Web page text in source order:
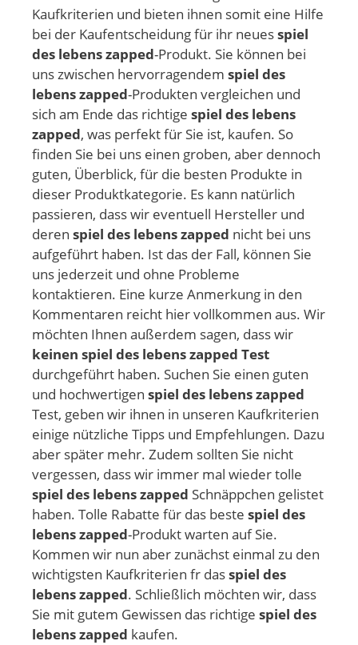
Kaufkriterien und bieten ihnen somit eine Hilfe
bei der Kaufentscheidung für ihr neuesspiel
des lebens zapped-Produkt. Sie können bei
uns zwischen hervorragendem spiel des
lebens zapped-Produkten vergleichen und
sich am Ende das richtige spiel des lebens
zapped, was perfekt für Sie ist, kaufen. So
finden Sie bei uns einen groben, aber dennoch
guten, Überblick, für die besten Produkte in
dieser Produktkategorie. Es kann natürlich
passieren, dass wir eventuell Hersteller und
deren spiel des lebens zapped nicht bei uns
aufgeführt haben. Ist das der Fall, können Sie
uns jederzeit und ohne Probleme
kontaktieren. Eine kurze Anmerkung in den
Kommentaren reicht hier vollkommen aus. Wir
möchten Ihnen außerdem sagen, dass wir
keinen spiel des lebens zapped Test
durchgeführt haben. Suchen Sie einen guten
und hochwertigen spiel des lebens zapped
Test, geben wir ihnen in unseren Kaufkriterien
einige nützliche Tipps und Empfehlungen. Dazu
aber später mehr. Zudem sollten Sie nicht
vergessen, dass wir immer mal wieder tolle
spiel des lebens zapped Schnäppchen gelistet
haben. Tolle Rabatte für das beste spiel des
lebens zapped-Produkt warten auf Sie.
Kommen wir nun aber zunächst einmal zu den
wichtigsten Kaufkriterien fr dasspiel des
lebens zapped. Schließlich möchten wir, dass
Sie mit gutem Gewissen das richtige spiel des
lebens zapped kaufen.